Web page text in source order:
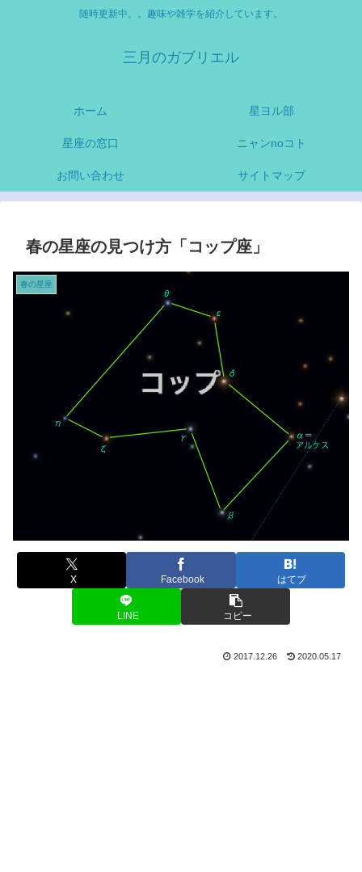
随時更新中。。趣味や雑学を紹介しています。
三月のガブリエル
ホーム 星ヨル部
星座の窓口 ニャンnoコト
お問い合わせ サイトマップ
春の星座の見つけ方「コップ座」
春の星座
X Facebook はてブ
LINE コピー
2017.12.26 2020.05.17